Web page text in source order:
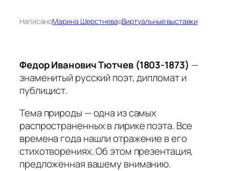
НаписаноМарина ШерстневавВиртуальные выставки
Федор Иванович Тютчев (1803-1873) —
знаменитый русский поэт, дипломат и
публицист.
Тема природы — одна из самых
распространенных в лирике поэта. Все
времена года нашли отражение в его
стихотворениях. Об этом презентация,
предложенная вашему вниманию.